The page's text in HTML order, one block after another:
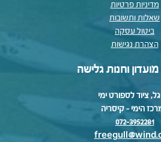
מדיניות פרטיות
שאלות ותשובות
ביטול עסקה
הצהרת נגישות
וחנות גלישה
ציוד לספורט ימי
הימי – קיסריה
072-3952281